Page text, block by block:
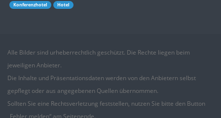
Konferenzhotel Hotel
Alle Bilder sind urheberrechtlich geschützt. Die Rechte liegen beim
jeweiligen Anbieter.
Die Inhalte und Präsentationsdaten werden von den Anbietern selbst
gepflegt oder aus angegebenen Quellen übernommen.
Sollten Sie eine Rechtsverletzung feststellen, nutzen Sie bitte den Button
„Fehler melden“ am Seitenende.